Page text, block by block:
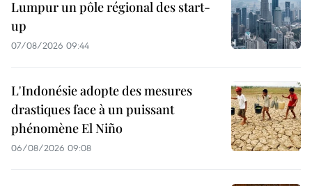
Lumpur un pôle régional des start-
up
07/08/2026 09:44
L'Indonésie adopte des mesures
drastiques face à un puissant
phénomène El Niño
06/08/2026 09:08